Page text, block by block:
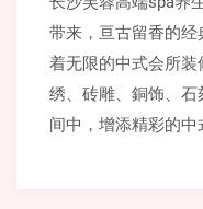
带来，亘古留香的
着无限的中式会所装
绣、砖雕、銅饰、石
间中，增添精彩的中